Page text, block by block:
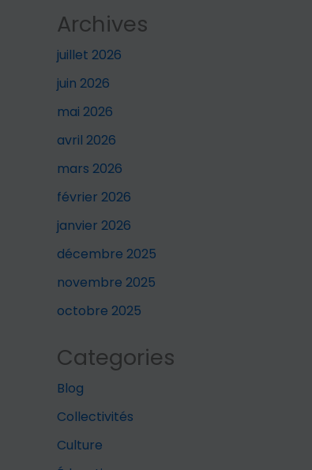
Archives
juillet 2026
juin 2026
mai 2026
avril 2026
mars 2026
février 2026
janvier 2026
décembre 2025
novembre 2025
octobre 2025
Categories
Blog
Collectivités
Culture